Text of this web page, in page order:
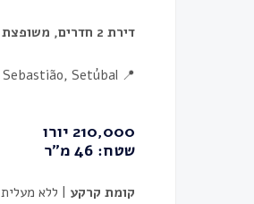
דירת 2 חדרים, משופצת – ממוקמת במרכז ההיסטורי של סטובל (Setúbal)
📍 Lad. das Fontainhas, São Sebastião, Setúbal
210,000 יורו
שטח: 46 מ"ר
קומת קרקע | ללא מעלית